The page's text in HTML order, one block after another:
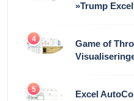
»Trump Excel
4
Game of
5
Excel